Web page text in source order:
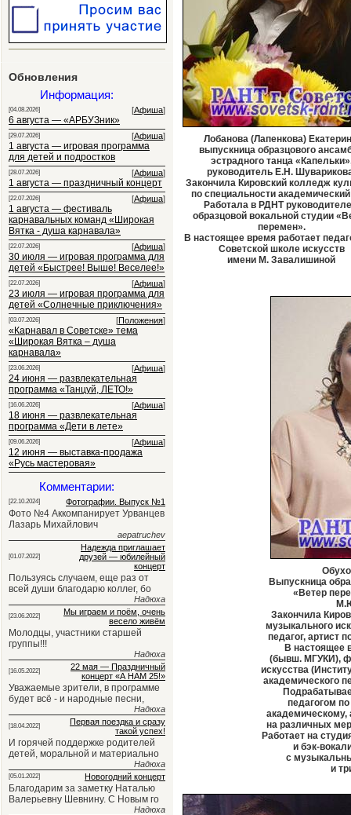
Обновления
Информация:
[04.08.2026] [Афиша]
6 августа — «АРБУЗник»
[29.07.2026] [Афиша]
1 августа — игровая программа
для детей и подростков
[28.07.2026] [Афиша]
1 августа — праздничный концерт
[22.07.2026] [Афиша]
1 августа — фестиваль
карнавальных команд «Широкая
Вятка - душа карнавала»
[22.07.2026] [Афиша]
30 июля — игровая программа для
детей «Быстрее! Выше! Веселее!»
[22.07.2026] [Афиша]
23 июля — игровая программа для
детей «Солнечные приключения»
[03.07.2026] [Положения]
«Карнавал в Советске» тема
«Широкая Вятка – душа
карнавала»
[23.06.2026] [Афиша]
24 июня — развлекательная
программа «Танцуй, ЛЕТО!»
[16.06.2026] [Афиша]
18 июня — развлекательная
программа «Дети в лете»
[09.06.2026] [Афиша]
12 июня — выставка-продажа
«Русь мастеровая»
Комментарии:
[22.10.2024] Фотографии. Выпуск №1
Фото №4 Аккомпанирует Урванцев
Лазарь Михайлович
aepatruchev
[01.07.2022]
Надежда приглашает
друзей — юбилейный
концерт
Пользуясь случаем, еще раз от
всей души благодарю коллег, бо
Надюха
[23.06.2022]
Мы играем и поём, очень
весело живём
Молодцы, участники старшей
группы!!!
Надюха
[16.05.2022]
22 мая — Праздничный
концерт «А НАМ 25!»
Уважаемые зрители, в программе
будет всё - и народные песни,
Надюха
[18.04.2022]
Первая поездка и сразу
такой успех!
И горячей поддержке родителей
детей, моральной и материально
Надюха
[05.01.2022] Новогодний концерт
Благодарим за заметку Наталью
Валерьевну Шевнину. С Новым го
Надюха
Лобанова (Лапенкова)
выпускница образцового
эстрадного танца
руководитель Е.Н.
Закончила Кировский колледж
по специальности
Работала в РДНТ
образцовой вокальной студии
перемен».
В настоящее время работает
Советской школе искусств
имени М. Завалишиной
Выпускница
«Ветер
Закончила
музыкального
педагог, артист
В настоящее
(бывш. МГУКИ),
искусства
академического
педагогом
академическому,
на различных
Работает на
и бэк-
с
и